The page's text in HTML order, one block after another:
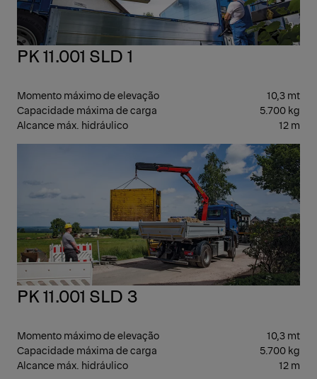
PK 11.001 SLD 1
Momento máximo de elevação
10,3 mt
Capacidade máxima de carga
5.700 kg
Alcance máx. hidráulico
12 m
PK 11.001 SLD 3
Momento máximo de elevação
10,3 mt
Capacidade máxima de carga
5.700 kg
Alcance máx. hidráulico
12 m